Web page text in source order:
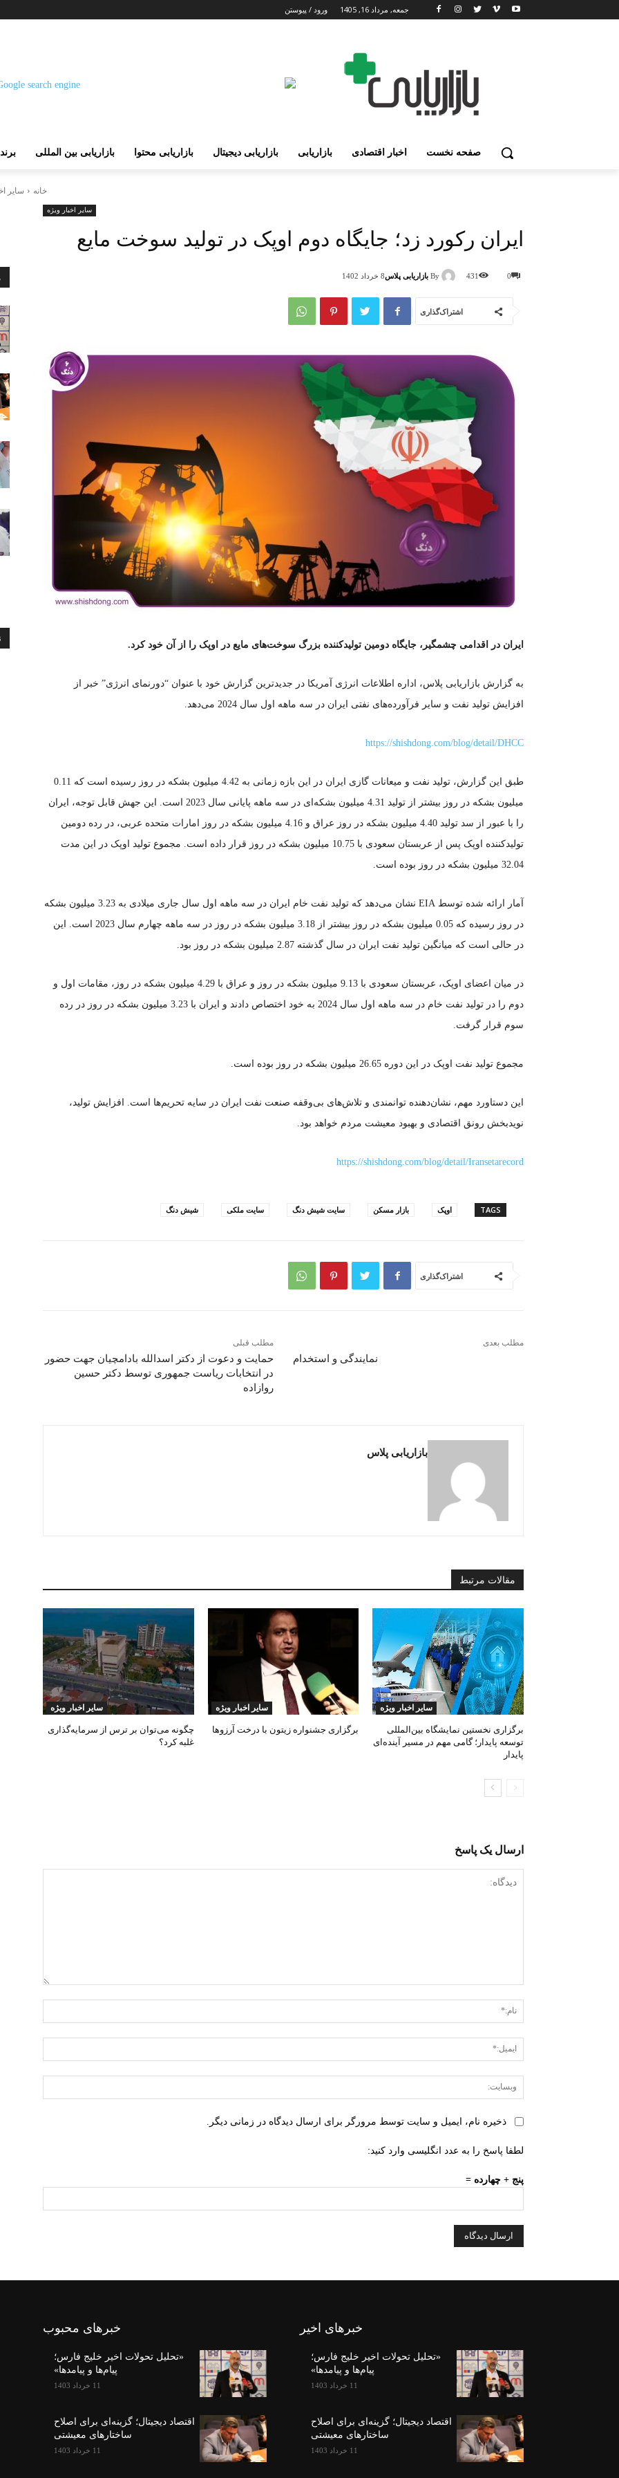
جمعه, مرداد 16, 1405 ورود / پیوستن
صفحه نخست اخبار اقتصادی بازاریابی بازاریابی دیجیتال بازاریابی محتوا بازاریابی بین المللی
خانه سایر
سایر اخبار ویژه
ایران رکورد زد؛ جایگاه دوم اوپک در تولید سوخت مایع
By بازاریابی پلاس8 خرداد 1402 0
431
اشتراک‌گذاری
ایران در اقدامی چشمگیر، جایگاه دومین تولیدکننده بزرگ سوخت‌های مایع در اوپک را از آن خود کرد.
به گزارش بازاریابی پلاس، اداره اطلاعات انرژی آمریکا در جدیدترین گزارش خود با عنوان “دورنمای انرژی” خبر از
افزایش تولید نفت و سایر فرآورده‌های نفتی ایران در سه ماهه اول سال 2024 می‌دهد.
https://shishdong.com/blog/detail/DHCC
طبق این گزارش، تولید نفت و میعانات گازی ایران در این بازه زمانی به 4.42 میلیون بشکه در روز رسیده است که 0.11
میلیون بشکه در روز بیشتر از تولید 4.31 میلیون بشکه‌ای در سه ماهه پایانی سال 2023 است. این جهش قابل توجه، ایران
را با عبور از سد تولید 4.40 میلیون بشکه در روز عراق و 4.16 میلیون بشکه در روز امارات متحده عربی، در رده دومین
تولیدکننده اوپک پس از عربستان سعودی با 10.75 میلیون بشکه در روز قرار داده است. مجموع تولید اوپک در این مدت
32.04 میلیون بشکه در روز بوده است.
آمار ارائه شده توسط EIA نشان می‌دهد که تولید نفت خام ایران در سه ماهه اول سال جاری میلادی به 3.23 میلیون بشکه
در روز رسیده که 0.05 میلیون بشکه در روز بیشتر از 3.18 میلیون بشکه در روز در سه ماهه چهارم سال 2023 است. این
در حالی است که میانگین تولید نفت ایران در سال گذشته 2.87 میلیون بشکه در روز بود.
در میان اعضای اوپک، عربستان سعودی با 9.13 میلیون بشکه در روز و عراق با 4.29 میلیون بشکه در روز، مقامات اول و
دوم را در تولید نفت خام در سه ماهه اول سال 2024 به خود اختصاص دادند و ایران با 3.23 میلیون بشکه در روز در رده
سوم قرار گرفت.
مجموع تولید نفت اوپک در این دوره 26.65 میلیون بشکه در روز بوده است.
این دستاورد مهم، نشان‌دهنده توانمندی و تلاش‌های بی‌وقفه صنعت نفت ایران در سایه تحریم‌ها است. افزایش تولید،
نویدبخش رونق اقتصادی و بهبود معیشت مردم خواهد بود.
https://shishdong.com/blog/detail/Iransetarecord
TAGS اوپک بازار مسکن سایت شیش دنگ سایت ملکی شیش دنگ
اشتراک‌گذاری
مطلب قبلی
حمایت و دعوت از دکتر اسدالله بادامچیان جهت حضور
در انتخابات ریاست جمهوری توسط دکتر حسین
روازاده
مطلب بعدی
نمایندگی و استخدام
بازاریابی پلاس
مقالات مرتبط
سایر اخبار ویژه
برگزاری نخستین نمایشگاه بین‌المللی
توسعه پایدار؛ گامی مهم در مسیر آینده‌ای
پایدار
سایر اخبار ویژه
برگزاری جشنواره زیتون با درخت آرزوها
سایر اخبار ویژه
چگونه می‌توان بر ترس از سرمایه‌گذاری
غلبه کرد؟
ارسال یک پاسخ
ذخیره نام، ایمیل و سایت توسط مرورگر برای ارسال دیدگاه در زمانی دیگر.
لطفا پاسخ را به عدد انگلیسی وارد کنید:
پنج + چهارده =
خبرهای اخیر
«تحلیل تحولات اخیر خلیج فارس؛
پیام‌ها و پیامدها»
11 خرداد 1403
اقتصاد دیجیتال؛ گزینه‌ای برای اصلاح
ساختارهای معیشتی
11 خرداد 1403
خبرهای محبوب
«تحلیل تحولات اخیر خلیج فارس؛
پیام‌ها و پیامدها»
11 خرداد 1403
اقتصاد دیجیتال؛ گزینه‌ای برای اصلاح
ساختارهای معیشتی
11 خرداد 1403